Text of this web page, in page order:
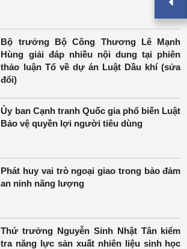
Bộ trưởng Bộ Công Thương Lê Mạnh
Hùng giải đáp nhiều nội dung tại phiên
thảo luận Tổ về dự án Luật Dầu khí (sửa
đổi)
Ủy ban Cạnh tranh Quốc gia phổ biến Luật
Bảo vệ quyền lợi người tiêu dùng
Phát huy vai trò ngoại giao trong bảo đảm
an ninh năng lượng
Thứ trưởng Nguyễn Sinh Nhật Tân kiểm
tra năng lực sản xuất nhiên liệu sinh học